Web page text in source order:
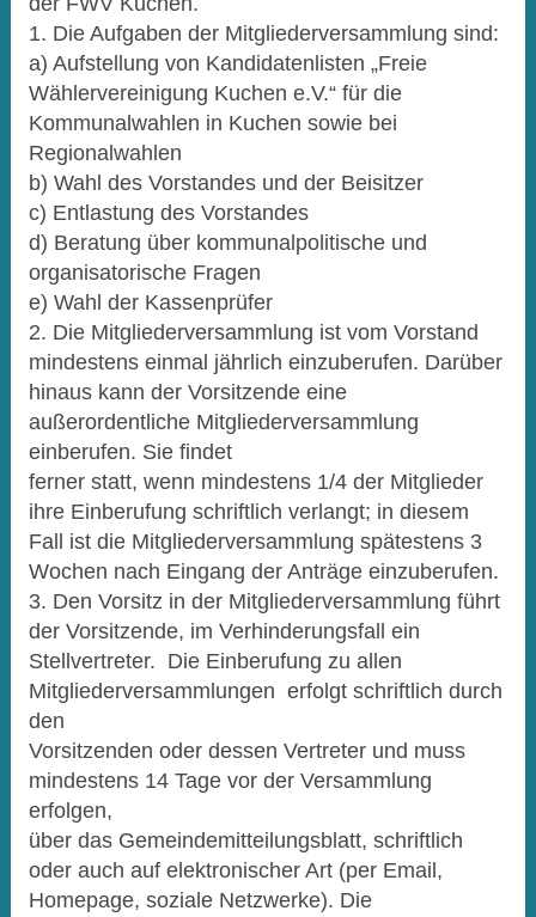
1. Die Aufgaben der Mitgliederversammlung sind:
a) Aufstellung von Kandidatenlisten „Freie
Wählervereinigung Kuchen e.V.“ für die
Kommunalwahlen in Kuchen sowie bei
Regionalwahlen
b) Wahl des Vorstandes und der Beisitzer
c) Entlastung des Vorstandes
d) Beratung über kommunalpolitische und
organisatorische Fragen
e) Wahl der Kassenprüfer
2. Die Mitgliederversammlung ist vom Vorstand
mindestens einmal jährlich einzuberufen. Darüber
hinaus kann der Vorsitzende eine
außerordentliche Mitgliederversammlung
einberufen. Sie findet
ferner statt, wenn mindestens 1/4 der Mitglieder
ihre Einberufung schriftlich verlangt; in diesem
Fall ist die Mitgliederversammlung spätestens 3
Wochen nach Eingang der Anträge einzuberufen.
3. Den Vorsitz in der Mitgliederversammlung führt
der Vorsitzende, im Verhinderungsfall ein
Stellvertreter. Die Einberufung zu allen
Mitgliederversammlungen erfolgt schriftlich durch
den
Vorsitzenden oder dessen Vertreter und muss
mindestens 14 Tage vor der Versammlung
erfolgen,
über das Gemeindemitteilungsblatt, schriftlich
oder auch auf elektronischer Art (per Email,
Homepage, soziale Netzwerke). Die